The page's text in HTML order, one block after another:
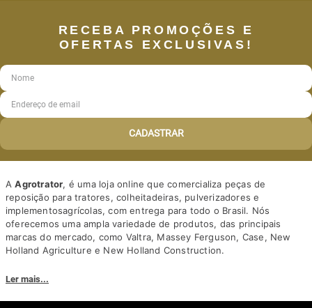
RECEBA PROMOÇÕES E
OFERTAS EXCLUSIVAS!
CADASTRAR
AAgrotrator, é uma loja online que comercializa peças de
reposição para tratores, colheitadeiras, pulverizadores e
implementosagrícolas, com entrega para todo o Brasil. Nós
oferecemos uma ampla variedade de produtos, das principais
marcas do mercado, como Valtra, Massey Ferguson, Case, New
Holland Agriculture e New Holland Construction.
competitivos. Nós também oferecemos um atendimento
personalizado, com equipe de profissionais altamente capacitados
Ler mais...